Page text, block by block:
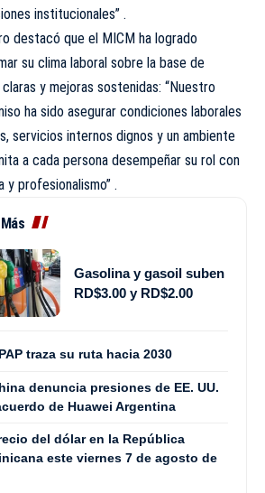
institucionales” .
destacó que el MICM ha logrado
su clima laboral sobre la base de
y mejoras sostenidas: “Nuestro
ha sido asegurar condiciones laborales
servicios internos dignos y un ambiente
a cada persona desempeñar su rol con
y profesionalismo” .
Gasolina y gasoil suben
RD$3.00 y RD$2.00
traza su ruta hacia 2030
denuncia presiones de EE. UU.
de Huawei Argentina
del dólar en la República
este viernes 7 de agosto de